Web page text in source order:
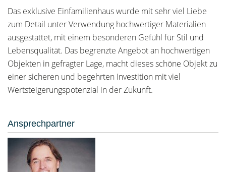
Das exklusive Einfamilienhaus wurde mit sehr viel Liebe
zum Detail unter Verwendung hochwertiger Materialien
ausgestattet, mit einem besonderen Gefühl für Stil und
Lebensqualität. Das begrenzte Angebot an hochwertigen
Objekten in gefragter Lage, macht dieses schöne Objekt zu
einer sicheren und begehrten Investition mit viel
Wertsteigerungspotenzial in der Zukunft.
Ansprechpartner